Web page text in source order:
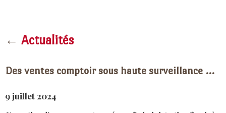
← Actualités
Des ventes comptoir sous haute surveillance …
9 juillet 2024